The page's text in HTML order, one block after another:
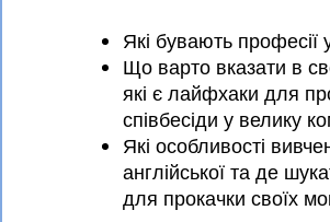
Які бувають професії у
Що варто вказати в
які є лайфхаки для
співбесіди у велику
Які особливості
англійської та де
для прокачки своїх